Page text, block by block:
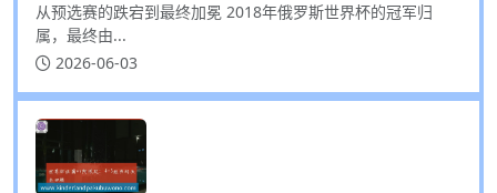
从预选赛的跌宕到最终加冕 2018年俄罗斯世界杯的冠军归
属，最终由...
2026-06-03